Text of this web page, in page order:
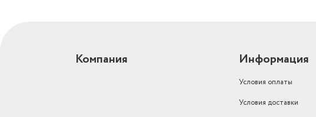
Компания Информация
Условия оплаты
Условия доставки